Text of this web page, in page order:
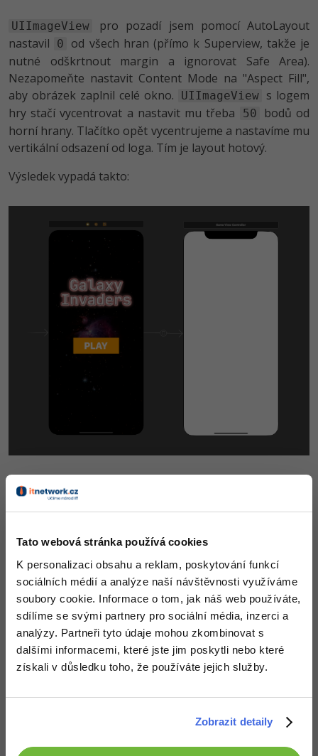
Tato webová stránka používá cookies
K personalizaci obsahu a reklam, poskytování funkcí
sociálních médií a analýze naší návštěvnosti využíváme
soubory cookie. Informace o tom, jak náš web používáte,
sdílíme se svými partnery pro sociální média, inzerci a
analýzy. Partneři tyto údaje mohou zkombinovat s
dalšími informacemi, které jste jim poskytli nebo které
získali v důsledku toho, že používáte jejich služby.
Zobrazit detaily
UIImageView
pro pozadí jsem pomocí AutoLayout
nastavil
0
od všech hran (přímo k Superview, takže je
nutné odškrtnout margin a ignorovat Safe Area).
Nezapomeňte nastavit Content Mode na "Aspect Fill",
aby obrázek zaplnil celé okno.
UIImageView s logem
hry stačí vycentrovat a nastavit mu třeba
50
bodů od
horní hrany. Tlačítko opět vycentrujeme a nastavíme mu
vertikální odsazení od loga. Tím je layout hotový.
Výsledek vypadá takto:
SpriteKit menu by fungovalo tak, že bychom
např. vytvořili novou scénu, která by měla tyto
detekci výběru play bychom pomocí SpriteKit
přepnuli na jinou scénu. Výhodou tohoto
postupu by bylo, že bychom například mohli
dosáhnout efektu, že logo "odlétne" pryč a místo
něj přilétne první vlna nepřátel.